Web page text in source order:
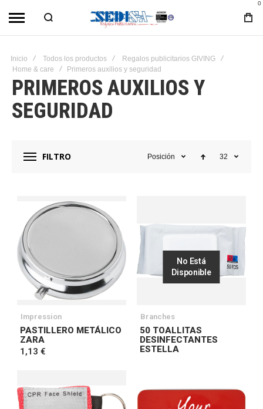
0
Inicio Todos los productos
Regalos publicitarios GIVING
Home & care
Primeros auxilios y seguridad
PRIMEROS AUXILIOS Y
SEGURIDAD
FILTRO Posición 32
Impression
PASTILLERO METÁLICO
ZARA
1,13 €
No Está
Disponible
Branches
50 TOALLITAS
DESINFECTANTES
ESTELLA